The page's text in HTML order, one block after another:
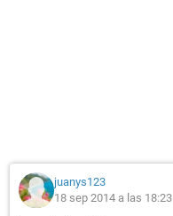
juanys123
18 sep 2014 a las 18:23